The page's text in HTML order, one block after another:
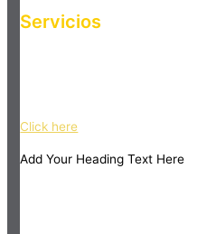
Servicios
Click here
Add Your Heading Text Here